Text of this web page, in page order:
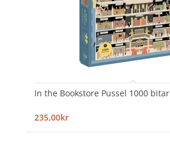
In the Bookstore Pussel 1000 bitar
235,00kr